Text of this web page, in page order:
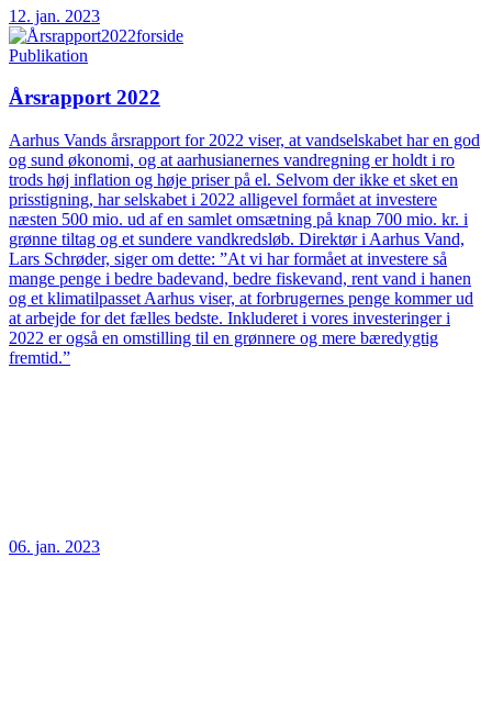
12. jan. 2023
Publikation
Årsrapport 2022
Aarhus Vands årsrapport for 2022 viser, at vandselskabet har en god
og sund økonomi, og at aarhusianernes vandregning er holdt i ro
trods høj inflation og høje priser på el. Selvom der ikke et sket en
prisstigning, har selskabet i 2022 alligevel formået at investere
næsten 500 mio. ud af en samlet omsætning på knap 700 mio. kr. i
grønne tiltag og et sundere vandkredsløb. Direktør i Aarhus Vand,
Lars Schrøder, siger om dette: ”At vi har formået at investere så
mange penge i bedre badevand, bedre fiskevand, rent vand i hanen
og et klimatilpasset Aarhus viser, at forbrugernes penge kommer ud
at arbejde for det fælles bedste. Inkluderet i vores investeringer i
2022 er også en omstilling til en grønnere og mere bæredygtig
fremtid.”
06. jan. 2023